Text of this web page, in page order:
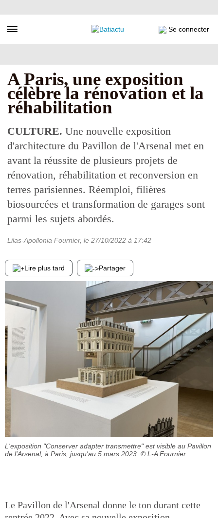
au
principal
Toggle navigation Se connecter
A Paris, une exposition
célèbre la rénovation et la
réhabilitation
CULTURE. Une nouvelle exposition
d'architecture du Pavillon de l'Arsenal met en
avant la réussite de plusieurs projets de
rénovation, réhabilitation et reconversion en
terres parisiennes. Réemploi, filières
biosourcées et transformation de garages sont
parmi les sujets abordés.
Lilas-Apollonia Fournier, le 27/10/2022 à 17:42
Lire plus tard Partager
L'exposition "Conserver adapter transmettre" est visible au Pavillon
de l'Arsenal, à Paris, jusqu'au 5 mars 2023. © L-A Fournier
Le Pavillon de l'Arsenal donne le ton durant cette